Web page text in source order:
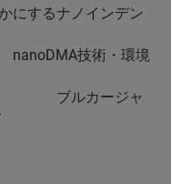
にするナノインデン
・環境
ジャ